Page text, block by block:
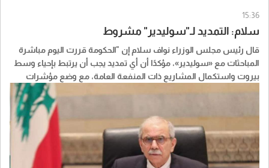
15:36
سلام: التمديد لـ"سوليدير" مشروط
قال رئيس مجلس الوزراء نواف سلام إن "الحكومة قررت اليوم مباشرة
المباحثات مع «سوليدير»، مؤكدًا أن أي تمديد يجب أن يرتبط بإحياء وسط
بيروت واستكمال المشاريع ذات المنفعة العامة، مع وضع مؤشرات